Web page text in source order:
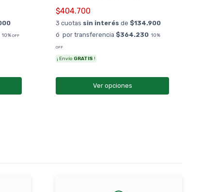
10% OFF
$404.700
3 cuotas sin interés de $134.900
ó por transferencia $364.230 10%
OFF
¡ Envío GRATIS !
Ver opciones